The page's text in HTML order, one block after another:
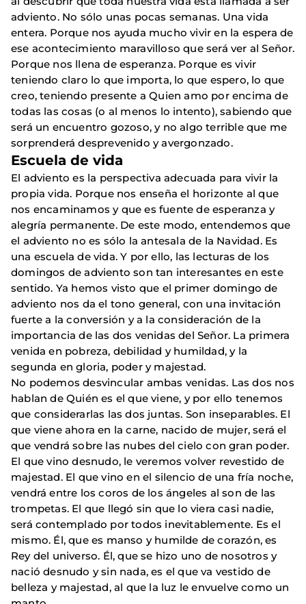
adviento. No sólo unas pocas semanas. Una vida
entera. Porque nos ayuda mucho vivir en la espera de
ese acontecimiento maravilloso que será ver al Señor.
Porque nos llena de esperanza. Porque es vivir
teniendo claro lo que importa, lo que espero, lo que
creo, teniendo presente a Quien amo por encima de
todas las cosas (o al menos lo intento), sabiendo que
será un encuentro gozoso, y no algo terrible que me
sorprenderá desprevenido y avergonzado.
Escuela de vida
El adviento es la perspectiva adecuada para vivir la
propia vida. Porque nos enseña el horizonte al que
nos encaminamos y que es fuente de esperanza y
alegría permanente. De este modo, entendemos que
el adviento no es sólo la antesala de la Navidad. Es
una escuela de vida. Y por ello, las lecturas de los
domingos de adviento son tan interesantes en este
sentido. Ya hemos visto que el primer domingo de
adviento nos da el tono general, con una invitación
fuerte a la conversión y a la consideración de la
importancia de las dos venidas del Señor. La primera
venida en pobreza, debilidad y humildad, y la
segunda en gloria, poder y majestad.
No podemos desvincular ambas venidas. Las dos nos
hablan de Quién es el que viene, y por ello tenemos
que considerarlas las dos juntas. Son inseparables. El
que viene ahora en la carne, nacido de mujer, será el
que vendrá sobre las nubes del cielo con gran poder.
El que vino desnudo, le veremos volver revestido de
majestad. El que vino en el silencio de una fría noche,
vendrá entre los coros de los ángeles al son de las
trompetas. El que llegó sin que lo viera casi nadie,
será contemplado por todos inevitablemente. Es el
mismo. Él, que es manso y humilde de corazón, es
Rey del universo. Él, que se hizo uno de nosotros y
nació desnudo y sin nada, es el que va vestido de
belleza y majestad, al que la luz le envuelve como un